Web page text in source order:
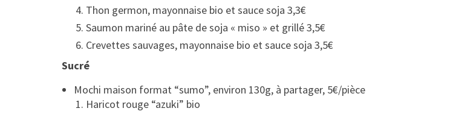
Thon germon, mayonnaise bio et sauce soja 3,3€
Saumon mariné au pâte de soja « miso » et grillé 3,5€
Crevettes sauvages, mayonnaise bio et sauce soja 3,5€
Sucré
Mochi maison format “sumo”, environ 130g, à partager, 5€/pièce
Haricot rouge “azuki” bio